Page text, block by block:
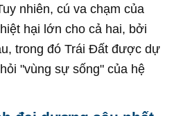
nhiên, cú va chạm của
hại lớn cho cả hai, bởi
trong đó Trái Đất được dự
"vùng sự sống" của hệ